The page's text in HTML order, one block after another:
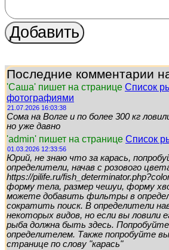
Последние комментарии
'Саша' пишет на странице Список
фотографиями
21.07.2026 16:03:38
Сома на Волге и по более 300 кг
но уже давно
'admin' пишет на странице Список
01.03.2026 12:33:56
Юрий, не знаю что за карась,
определители, начав с розового
https://pilife.ru/
форму тела, размер чешуи, форму
можете добавить фильтры в
сократить поиск. В определители
некоторых видов, но если вы ловили
рыба должна быть здесь.
определителем. Также попробуйте
странице по слову "карась"